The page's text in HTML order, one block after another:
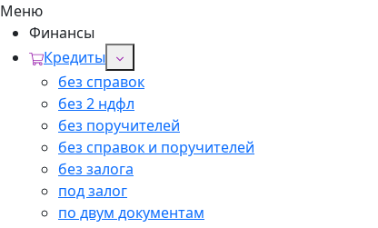
Меню
Финансы
Кредиты
без справок
без 2 ндфл
без поручителей
без справок и поручителей
без залога
под залог
по двум документам